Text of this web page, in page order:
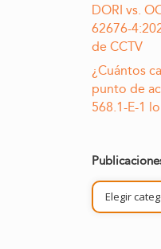
DORI vs.
62676-
de CCTV
¿Cuántos
punto de
568.1-E-1
Publicaciones
por
tema